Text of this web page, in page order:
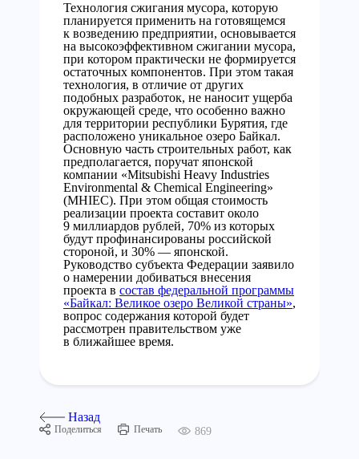
Технология сжигания мусора, которую
планируется применить на готовящемся
к возведению предприятии, основывается
на высокоэффективном сжигании мусора,
при котором практически не формируется
остаточных компонентов. При этом такая
технология, в отличие от других
подобных разработок, не наносит ущерба
окружающей среде, что особенно важно
для территории республики Бурятия, где
расположено уникальное озеро Байкал.
Основную часть строительных работ, как
предполагается, поручат японской
компании «Mitsubishi Heavy Industries
Environmental & Chemical Engineering»
(MHIEC). При этом общая стоимость
реализации проекта составит около
9 миллиардов рублей, 70% из которых
будут профинансированы российской
стороной, и 30% — японской.
Руководство субъекта Федерации заявило
о намерении добиваться внесения
проекта в состав федеральной программы
«Байкал: Великое озеро Великой страны»,
вопрос содержания которой будет
рассмотрен правительством уже
в ближайшее время.
Назад
Поделиться Печать 869